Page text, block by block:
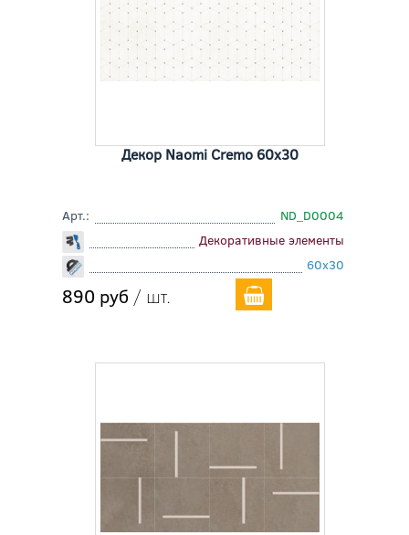
Декор Naomi Cremo 60x30
Арт.:
ND_D0004
Декоративные элементы
60x30
890 руб / шт.